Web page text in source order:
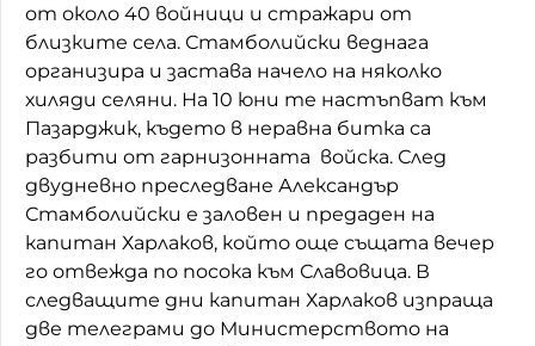
от около 40 войници и стражари от
близките села. Стамболийски веднага
организира и застава начело на няколко
хиляди селяни. На 10 юни те настъпват към
Пазарджик, където в неравна битка са
разбити от гарнизонната войска. След
двудневно преследване Александър
Стамболийски е заловен и предаден на
капитан Харлаков, който още същата вечер
го отвежда по посока към Славовица. В
следващите дни капитан Харлаков изпраща
две телеграми до Министерството на